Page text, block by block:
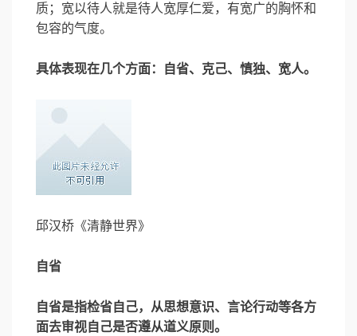
质；宽以待人就是待人宽厚仁爱，有宽广的胸怀和
包容的气度。
具体表现在几个方面：自省、克己、慎独、宽人。
邱汉桥《清静世界》
自省
自省是指检省自己，从思想意识、言论行动等各方
面去审视自己是否遵从道义原则。